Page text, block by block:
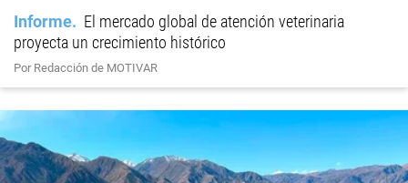
Informe
El mercado global de atención veterinaria
proyecta un crecimiento histórico
Por Redacción de MOTIVAR